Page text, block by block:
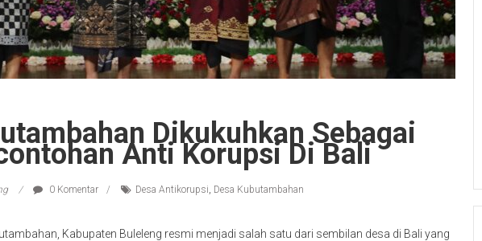
Dikukuhkan Sebagai
Anti Korupsi Di Bali
0 Komentar Desa Antikorupsi, Desa Kubutambahan
Kabupaten Buleleng resmi menjadi salah satu dari sembilan desa di Bali yang